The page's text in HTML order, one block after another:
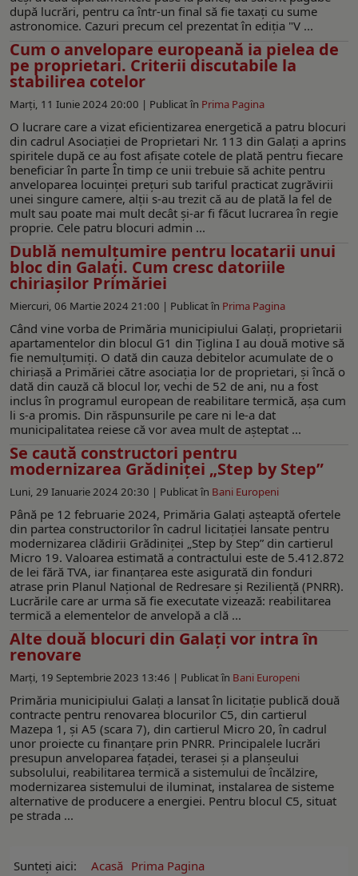
după lucrări, pentru ca într-un final să fie taxați cu sume
astronomice. Cazuri precum cel prezentat în ediția "V ...
Cum o anvelopare europeană ia pielea de
pe proprietari. Criterii discutabile la
stabilirea cotelor
Marți, 11 Iunie 2024 20:00 | Publicat în Prima Pagina
O lucrare care a vizat eficientizarea energetică a patru blocuri
din cadrul Asociației de Proprietari Nr. 113 din Galați a aprins
spiritele după ce au fost afișate cotele de plată pentru fiecare
beneficiar în parte În timp ce unii trebuie să achite pentru
anveloparea locuinței prețuri sub tariful practicat zugrăvirii
unei singure camere, alții s-au trezit că au de plată la fel de
mult sau poate mai mult decât și-ar fi făcut lucrarea în regie
proprie. Cele patru blocuri admin ...
Dublă nemulțumire pentru locatarii unui
bloc din Galați. Cum cresc datoriile
chiriaşilor Primăriei
Miercuri, 06 Martie 2024 21:00 | Publicat în Prima Pagina
Când vine vorba de Primăria municipiului Galați, proprietarii
apartamentelor din blocul G1 din Țiglina I au două motive să
fie nemulțumiți. O dată din cauza debitelor acumulate de o
chiriașă a Primăriei către asociația lor de proprietari, și încă o
dată din cauză că blocul lor, vechi de 52 de ani, nu a fost
inclus în programul european de reabilitare termică, așa cum
li s-a promis. Din răspunsurile pe care ni le-a dat
municipalitatea reiese că vor avea mult de așteptat ...
Se caută constructori pentru
modernizarea Grădiniței „Step by Step”
Luni, 29 Ianuarie 2024 20:30 | Publicat în Bani Europeni
Până pe 12 februarie 2024, Primăria Galaţi aşteaptă ofertele
din partea constructorilor în cadrul licitaţiei lansate pentru
modernizarea clădirii Grădiniței „Step by Step” din cartierul
Micro 19. Valoarea estimată a contractului este de 5.412.872
de lei fără TVA, iar finanţarea este asigurată din fonduri
atrase prin Planul Naţional de Redresare şi Rezilienţă (PNRR).
Lucrările care ar urma să fie executate vizează: reabilitarea
termică a elementelor de anvelopă a clă ...
Alte două blocuri din Galaţi vor intra în
renovare
Marți, 19 Septembrie 2023 13:46 | Publicat în Bani Europeni
Primăria municipiului Galați a lansat în licitație publică două
contracte pentru renovarea blocurilor C5, din cartierul
Mazepa 1, și A5 (scara 7), din cartierul Micro 20, în cadrul
unor proiecte cu finanțare prin PNRR. Principalele lucrări
presupun anveloparea fațadei, terasei și a planșeului
subsolului, reabilitarea termică a sistemului de încălzire,
modernizarea sistemului de iluminat, instalarea de sisteme
alternative de producere a energiei. Pentru blocul C5, situat
pe strada ...
Sunteți aici: Acasă Prima Pagina